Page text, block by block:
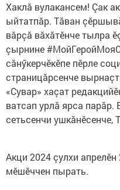
Хаклă вулакансем! Çак
ыйтатпăр. Тăван
вăрçă вăхăтӗнче тылра
çырнине
сăнӳкерчӗкӗпе пӗрле
страницăрсенче
«Сувар» хаçат
ватсап урлă ярса парăр.
сетьсенчи ушкăнӗсенче,
Акци 2024 çулхи
мӗшӗччен пырать.